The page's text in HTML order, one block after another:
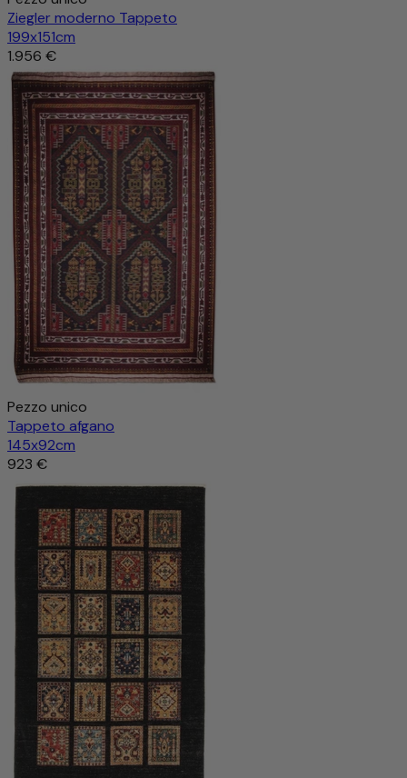
Ziegler moderno Tappeto
199x151cm
1.956 €
Pezzo unico
Tappeto afgano
145x92cm
923 €